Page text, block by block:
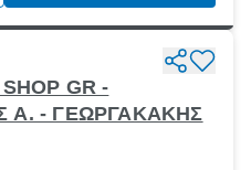
GR -
Α. - ΓΕΩΡΓΑΚΑΚΗΣ